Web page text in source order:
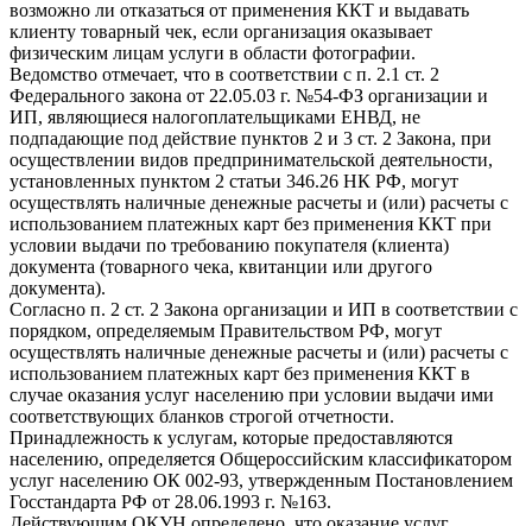
возможно ли отказаться от применения ККТ и выдавать
клиенту товарный чек, если организация оказывает
физическим лицам услуги в области фотографии.
Ведомство отмечает, что в соответствии с п. 2.1 ст. 2
Федерального закона от 22.05.03 г. №54-ФЗ организации и
ИП, являющиеся налогоплательщиками ЕНВД, не
подпадающие под действие пунктов 2 и 3 ст. 2 Закона, при
осуществлении видов предпринимательской деятельности,
установленных пунктом 2 статьи 346.26 НК РФ, могут
осуществлять наличные денежные расчеты и (или) расчеты с
использованием платежных карт без применения ККТ при
условии выдачи по требованию покупателя (клиента)
документа (товарного чека, квитанции или другого
документа).
Согласно п. 2 ст. 2 Закона организации и ИП в соответствии с
порядком, определяемым Правительством РФ, могут
осуществлять наличные денежные расчеты и (или) расчеты с
использованием платежных карт без применения ККТ в
случае оказания услуг населению при условии выдачи ими
соответствующих бланков строгой отчетности.
Принадлежность к услугам, которые предоставляются
населению, определяется Общероссийским классификатором
услуг населению ОК 002-93, утвержденным Постановлением
Госстандарта РФ от 28.06.1993 г. №163.